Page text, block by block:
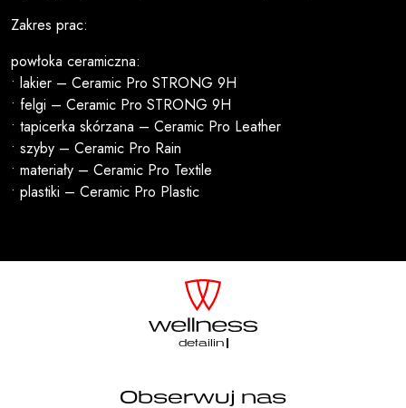
Zakres prac:
powłoka ceramiczna:
• lakier – Ceramic Pro STRONG 9H
• felgi – Ceramic Pro STRONG 9H
• tapicerka skórzana – Ceramic Pro Leather
• szyby – Ceramic Pro Rain
• materiały – Ceramic Pro Textile
• plastiki – Ceramic Pro Plastic
detailing
Obserwuj nas